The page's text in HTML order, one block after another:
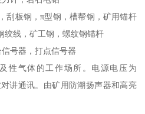
刮板钢，π型钢，槽帮钢，矿用锚杆
绞线，矿工钢，螺纹钢锚杆
号器，打点信号器
性气体的工作场所。电源电压为
讲通讯。由矿用防潮扬声器和高亮